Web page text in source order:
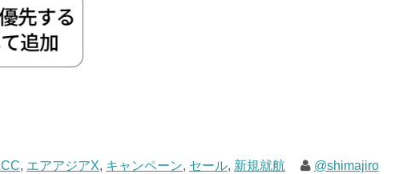
, エアアジアX, キャンペーン, セール, 新規就航 @shimajiro